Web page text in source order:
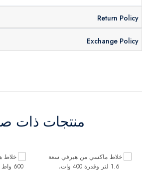
Return Policy
Exchange Policy
منتجات ذات